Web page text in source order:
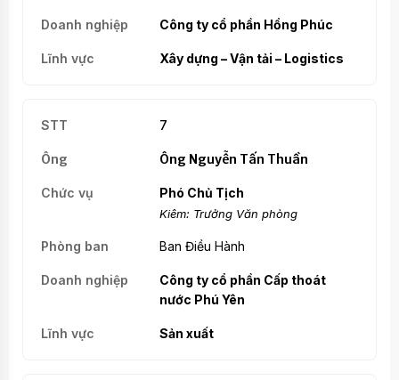
Công ty cổ phần Hồng Phúc
Xây dựng – Vận tải – Logistics
7
Ông Nguyễn Tấn Thuần
Phó Chủ Tịch
Kiêm: Trưởng Văn phòng
Ban Điều Hành
Công ty cổ phần Cấp thoát
nước Phú Yên
Sản xuất